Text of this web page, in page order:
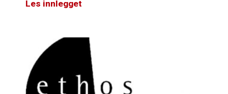
Les innlegget